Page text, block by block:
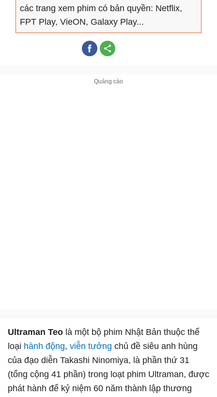
các trang xem phim có bản quyền: Netflix,
FPT Play, VieON, Galaxy Play...
Ultraman Teo là một bộ phim Nhật Bản thuộc thể
loại hành động, viễn tưởng chủ đề siêu anh hùng
của đạo diễn Takashi Ninomiya, là phần thứ 31
(tổng cộng 41 phần) trong loạt phim Ultraman, được
phát hành để kỷ niệm 60 năm thành lập thương